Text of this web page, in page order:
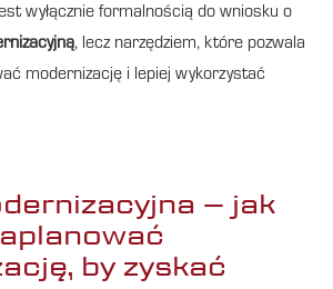
wyłącznie formalnością do wniosku o
, lecz narzędziem, które pozwala
modernizację i lepiej wykorzystać
– jak
by zyskać